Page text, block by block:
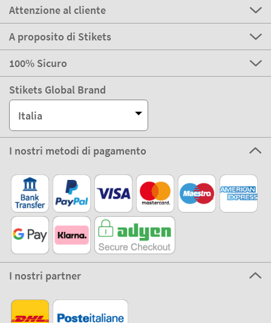
Attenzione al cliente
A proposito di Stikets
100% Sicuro
Stikets Global Brand
Italia
I nostri metodi di pagamento
I nostri partner